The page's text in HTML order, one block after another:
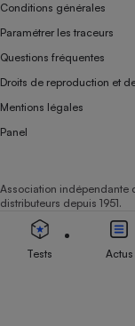
Conditions générales
Paramétrer les traceurs
Questions fréquentes
Droits de reproduction et
Mentions légales
Panel
Association indépendante
distributeurs depuis 1951.
Tests Actus